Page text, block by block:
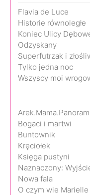
Flavia de Luce
Historie równoległe
Koniec Ulicy
Odzyskany
Superfutrzak i
Tylko jedna noc
Wszyscy moi
Bogaci i martwi
Buntownik
Kręciołek
Księga pustyni
Naznaczony:
Nowa fala
O czym wie Marielle